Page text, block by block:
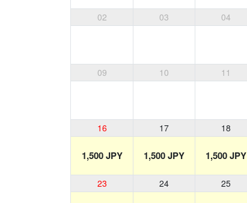
02 03 04
09 10 11
16 17 18
1,500 JPY 1,500 JPY 1,500 JPY
23 24 25